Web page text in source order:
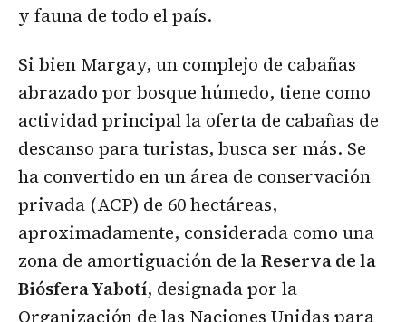
y fauna de todo el país.
Si bien Margay, un complejo de cabañas
abrazado por bosque húmedo, tiene como
actividad principal la oferta de cabañas de
descanso para turistas, busca ser más. Se
ha convertido en un área de conservación
privada (ACP) de 60 hectáreas,
aproximadamente, considerada como una
zona de amortiguación de laReserva de la
Biósfera Yabotí, designada por la
Organización de las Naciones Unidas para